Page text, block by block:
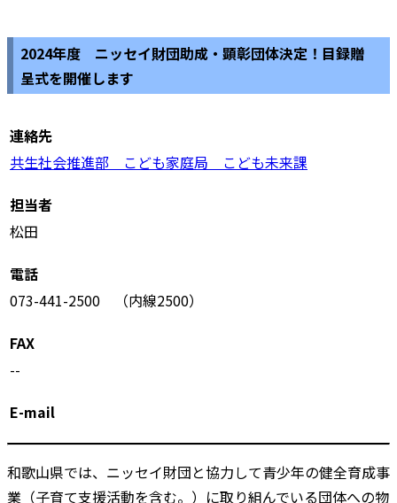
2024年度 ニッセイ財団助成・顕彰団体決定！目録贈
呈式を開催します
連絡先
共生社会推進部 こども家庭局 こども未来課
担当者
松田
電話
073-441-2500 （内線2500）
FAX
--
E-mail
和歌山県では、ニッセイ財団と協力して青少年の健全育成事
業（子育て支援活動を含む。）に取り組んでいる団体への物